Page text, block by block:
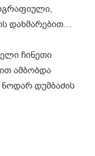
დახმარებით…
ჩინეთი
ამბობდა
დუმბაძის